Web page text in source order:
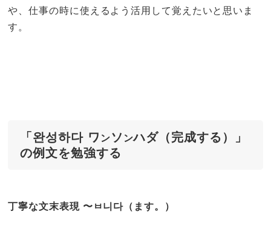
や、仕事の時に使えるよう活用して覚えたいと思いま
す。
「완성하다 ワ ンソ ンハダ（完成する）」
の例文を勉強する
丁寧な文末表現 〜ㅂ니다（ます。）